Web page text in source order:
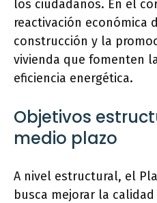
los ciudadanos. En el
reactivación económica
construcción y la
vivienda que fomenten
eficiencia energética.
Objetivos
medio plazo
A nivel estructural, el
busca mejorar la